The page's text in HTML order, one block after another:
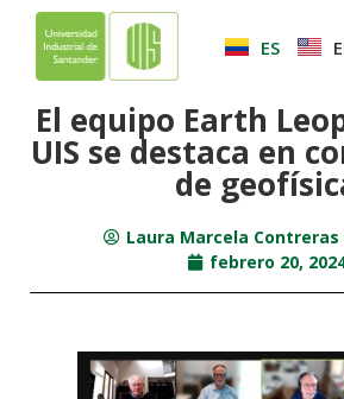
ES
El equipo Earth
UIS se destaca en
de
Laura Marcela Contreras
febrero 20,